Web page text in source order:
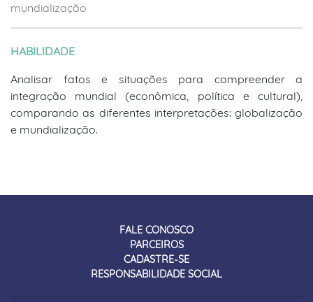
mundialização
HABILIDADE
Analisar fatos e situações para compreender a
integração mundial (econômica, política e cultural),
comparando as diferentes interpretações: globalização
e mundialização.
FALE CONOSCO
PARCEIROS
CADASTRE-SE
RESPONSABILIDADE SOCIAL